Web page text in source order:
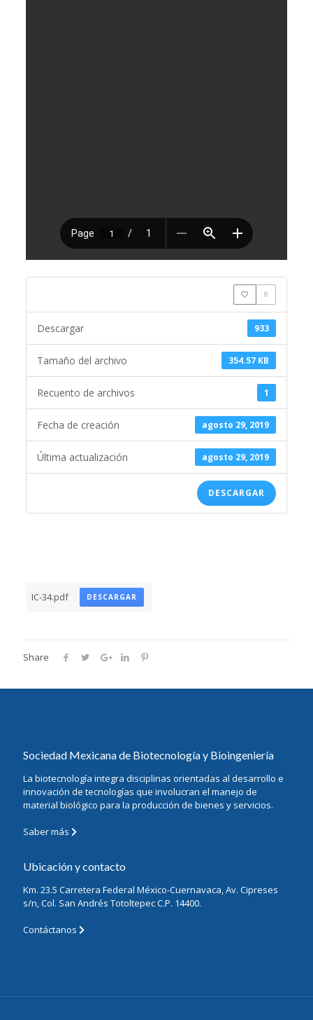
0
933
Descargar
354.57 KB
Tamaño del archivo
1
Recuento de archivos
agosto 29, 2019
Fecha de creación
agosto 29, 2019
Última actualización
DESCARGAR
IC-34.pdf DESCARGAR
Share
Sociedad Mexicana de Biotecnología y Bioingeniería
La biotecnología integra disciplinas orientadas al desarrollo e
innovación de tecnologías que involucran el manejo de
material biológico para la producción de bienes y servicios.
Saber más
Ubicación y contacto
Km. 23.5 Carretera Federal México-Cuernavaca, Av. Cipreses
s/n, Col. San Andrés Totoltepec C.P. 14400.
Contáctanos